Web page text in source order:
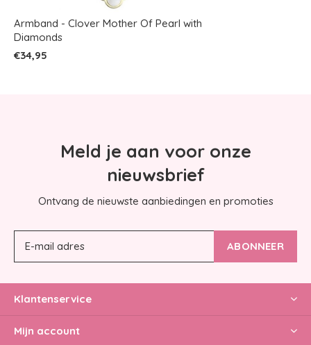
Armband - Clover Mother Of Pearl with
Diamonds
€34,95
Meld je aan voor onze
nieuwsbrief
Ontvang de nieuwste aanbiedingen en promoties
ABONNEER
Klantenservice
Mijn account